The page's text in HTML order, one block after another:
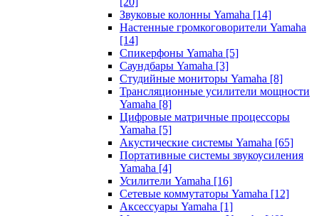
Звуковые колонны Yamaha [14]
Настенные громкоговорители Yamaha
[14]
Спикерфоны Yamaha [5]
Саундбары Yamaha [3]
Студийные мониторы Yamaha [8]
Трансляционные усилители мощности
Yamaha [8]
Цифровые матричные процессоры
Yamaha [5]
Акустические системы Yamaha [65]
Портативные системы звукоусиления
Yamaha [4]
Усилители Yamaha [16]
Сетевые коммутаторы Yamaha [12]
Аксессуары Yamaha [1]